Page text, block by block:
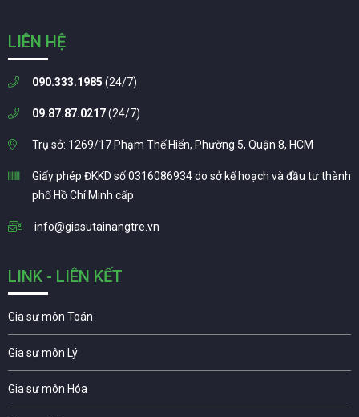
LIÊN HỆ
090.333.1985 (24/7)
09.87.87.0217(24/7)
Trụ sở: 1269/17 Phạm Thế Hiển, Phường 5, Quận 8, HCM
Giấy phép ĐKKD số 0316086934 do sở kế hoạch và đầu tư thành
phố Hồ Chí Minh cấp
info@giasutainangtre.vn
LINK - LIÊN KẾT
Gia sư môn Toán
Gia sư môn Lý
Gia sư môn Hóa